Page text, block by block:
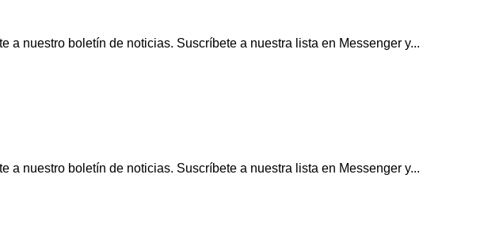
nuestro boletín de noticias. Suscríbete a nuestra lista en Messenger y...
nuestro boletín de noticias. Suscríbete a nuestra lista en Messenger y...